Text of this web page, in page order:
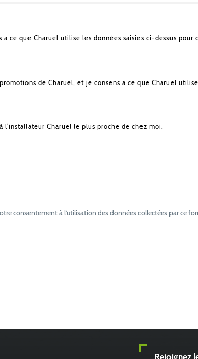
ce que Charuel utilise les données saisies ci-dessus pour
de Charuel, et je consens a ce que Charuel
l’installateur Charuel le plus proche de chez moi.
consentement à l’utilisation des données collectées par ce
Rejoignez